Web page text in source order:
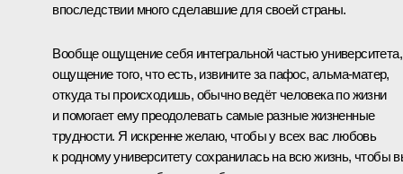
впоследствии много сделавшие для своей страны.
Вообще ощущение себя интегральной частью университета,
ощущение того, что есть, извините за пафос, альма-матер,
откуда ты происходишь, обычно ведёт человека по жизни
и помогает ему преодолевать самые разные жизненные
трудности. Я искренне желаю, чтобы у всех вас любовь
к родному университету сохранилась на всю жизнь, чтобы